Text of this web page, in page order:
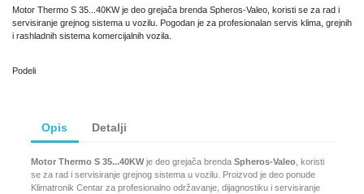
Motor Thermo S 35...40KW je deo grejača brenda Spheros-Valeo, koristi se za rad i
servisiranje grejnog sistema u vozilu. Pogodan je za profesionalan servis klima, grejnih
i rashladnih sistema komercijalnih vozila.
Podeli
Opis Detalji
Motor Thermo S 35...40KWje deo grejača brenda Spheros-Valeo, koristi
se za rad i servisiranje grejnog sistema u vozilu. Proizvod je deo ponude
Klimatronik Centar za profesionalno održavanje, dijagnostiku i servisiranje